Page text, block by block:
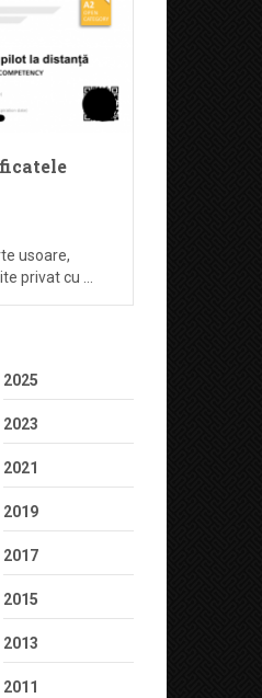
usoare,
privat cu …
2025
2023
2021
2019
2017
2015
2013
2011